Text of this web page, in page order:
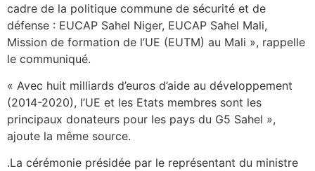
cadre de la politique commune de sécurité et de
défense : EUCAP Sahel Niger, EUCAP Sahel Mali,
Mission de formation de l’UE (EUTM) au Mali », rappelle
le communiqué.
« Avec huit milliards d’euros d’aide au développement
(2014-2020), l’UE et les Etats membres sont les
principaux donateurs pour les pays du G5 Sahel »,
ajoute la même source.
.La cérémonie présidée par le représentant du ministre